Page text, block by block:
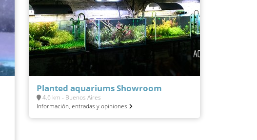
Planted aquariums Showroom
4.6 km - Buenos Aires
Información, entradas y opiniones